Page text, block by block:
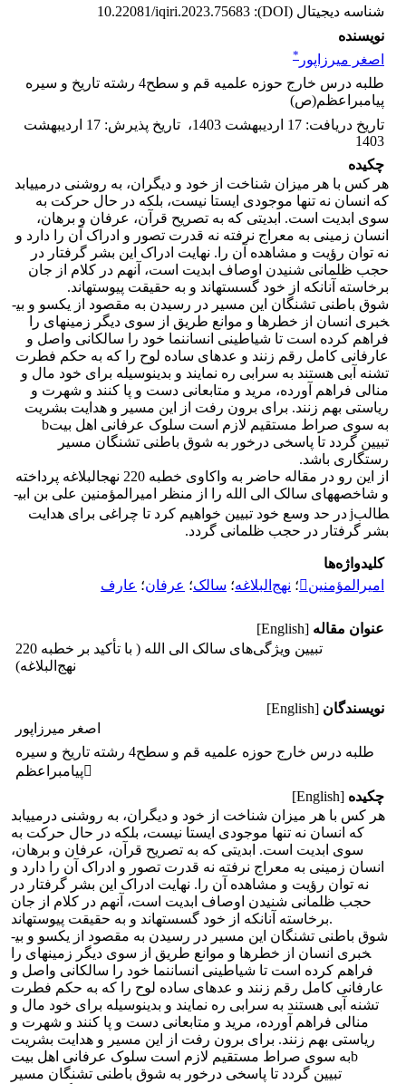
شناسه دیجیتال (DOI):
10.22081/iqiri.2023.75683
نویسنده
اصغر میرزاپور *
طلبه درس خارج حوزه علمیه قم و سطح4 رشته تاریخ و سیره
پیامبراعظم(ص)
تاریخ دریافت: 17 اردیبهشت 1403 ، تاریخ پذیرش:
17 اردیبهشت
1403
چکیده
هر کس با هر میزان شناخت از خود و دیگران، به روشنی درمی­یابد
که انسان نه تنها موجودی ایستا نیست، بلکه در حال حرکت به
سوی ابدیت است. ابدیتی که به تصریح قرآن، عرفان و برهان،
انسان زمینی به معراج نرفته نه قدرت تصور و ادراک آن را دارد و
نه توان رؤیت و مشاهده آن را. نهایت ادراک این بشر گرفتار در
حجب ظلمانی شنیدن اوصاف ابدیت است، آن­هم در کلام از جان
برخاسته آنانکه از خود گسسته­اند و به حقیقت پیوسته­اند.
شوق باطنی تشنگان این مسیر در رسیدن به مقصود از یکسو و بی­
خبری انسان از خطرها و موانع طریق از سوی دیگر زمینه­ای را
فراهم کرده است تا شیاطینی انسان­نما خود را سالکانی واصل و
عارفانی کامل رقم زنند و عده­ای ساده لوح را که به حکم فطرت
تشنه آبی هستند به سرابی ره نمایند و بدین­وسیله برای خود مال و
منالی فراهم آورده، مرید و متابعانی دست و پا کنند و شهرت و
ریاستی بهم زنند. برای برون رفت از این مسیر و هدایت بشریت
به سوی صراط مستقیم لازم است سلوک عرفانی اهل بیتb
تبیین گردد تا پاسخی درخور به شوق باطنی تشنگان مسیر
رستگاری باشد.
از این رو در مقاله حاضر به واکاوی خطبه 220 نهج­البلاغه پرداخته
و شاخصه­های سالک الی الله را از منظر امیرالمؤمنین علی بن ابی­
طالبj در حد وسع خود تبیین خواهیم کرد تا چراغی برای هدایت
بشر گرفتار در حجب ظلمانی گردد.
کلیدواژه‌ها
امیرالمؤمنین
؛ نهج‌البلاغه؛ سالک؛ عرفان؛ عارف
عنوان مقاله [English]
تبیین ویژگی‌های سالک الی الله ( با تأکید بر خطبه 220
نهج‌البلاغه)
نویسندگان [English]
اصغر میرزاپور
طلبه درس خارج حوزه علمیه قم و سطح4 رشته تاریخ و سیره
پیامبراعظم
چکیده [English]
هر کس با هر میزان شناخت از خود و دیگران، به روشنی درمی­یابد
که انسان نه تنها موجودی ایستا نیست، بلکه در حال حرکت به
سوی ابدیت است. ابدیتی که به تصریح قرآن، عرفان و برهان،
انسان زمینی به معراج نرفته نه قدرت تصور و ادراک آن را دارد و
نه توان رؤیت و مشاهده آن را. نهایت ادراک این بشر گرفتار در
حجب ظلمانی شنیدن اوصاف ابدیت است، آن­هم در کلام از جان
برخاسته آنانکه از خود گسسته­اند و به حقیقت پیوسته­اند.
شوق باطنی تشنگان این مسیر در رسیدن به مقصود از یکسو و بی­
خبری انسان از خطرها و موانع طریق از سوی دیگر زمینه­ای را
فراهم کرده است تا شیاطینی انسان­نما خود را سالکانی واصل و
عارفانی کامل رقم زنند و عده­ای ساده لوح را که به حکم فطرت
تشنه آبی هستند به سرابی ره نمایند و بدین­وسیله برای خود مال و
منالی فراهم آورده، مرید و متابعانی دست و پا کنند و شهرت و
ریاستی بهم زنند. برای برون رفت از این مسیر و هدایت بشریت
به سوی صراط مستقیم لازم است سلوک عرفانی اهل بیتb
تبیین گردد تا پاسخی درخور به شوق باطنی تشنگان مسیر